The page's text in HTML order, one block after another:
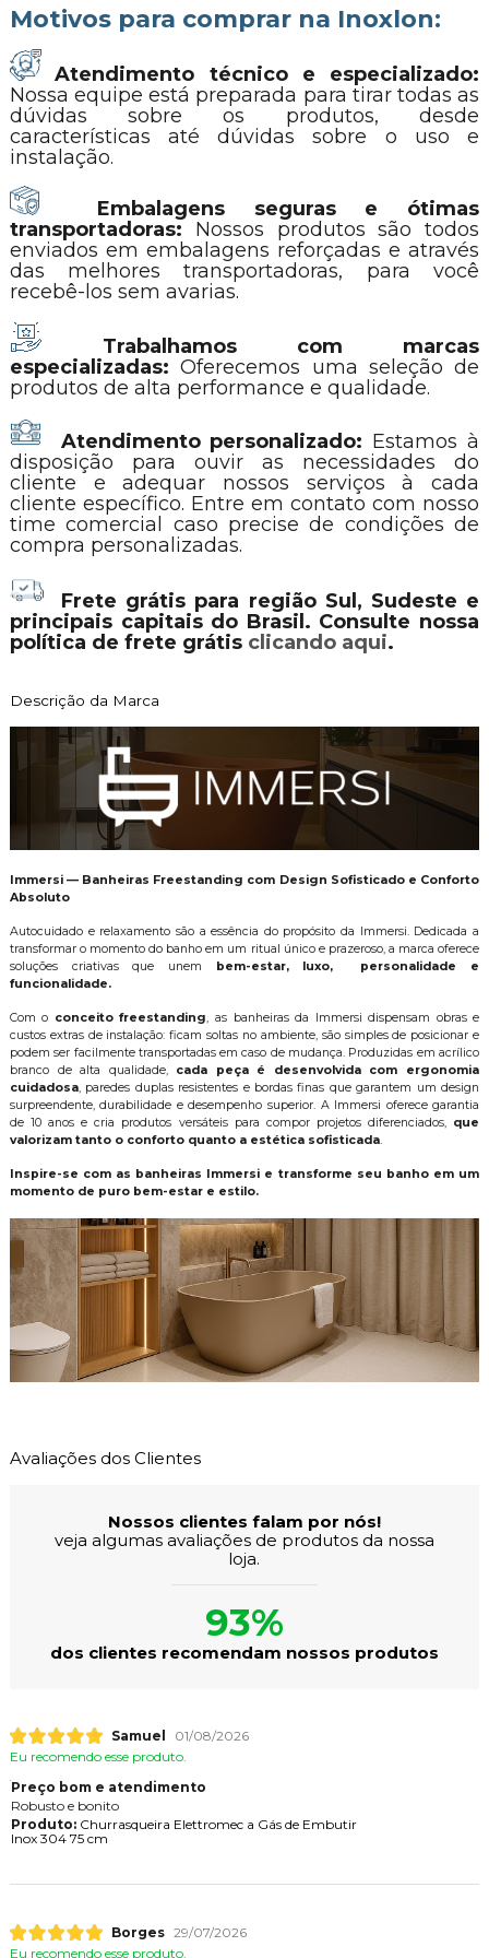
Motivos para comprar na Inoxlon:
Atendimento técnico e especializado:
Nossa equipe está preparada para tirar todas as
dúvidas sobre os produtos, desde
características até dúvidas sobre o uso e
instalação.
Embalagens seguras e ótimas
transportadoras: Nossos produtos são todos
enviados em embalagens reforçadas e através
das melhores transportadoras, para você
recebê-los sem avarias.
Trabalhamos com marcas
especializadas:Oferecemos uma seleção de
produtos de alta performance e qualidade.
Atendimento personalizado: Estamos à
disposição para ouvir as necessidades do
cliente e adequar nossos serviços à cada
cliente específico. Entre em contato com nosso
time comercial caso precise de condições de
compra personalizadas.
Frete grátis para região Sul, Sudeste e
principais capitais do Brasil. Consulte nossa
política de frete grátis clicando aqui.
Descrição da Marca
Immersi — Banheiras Freestanding com Design Sofisticado e Conforto
Absoluto
Autocuidado e relaxamento são a essência do propósito da Immersi. Dedicada a
transformar o momento do banho em um ritual único e prazeroso, a marca oferece
soluções criativas que unem
bem-estar, luxo, personalidade e
funcionalidade.
Com o conceito freestanding, as banheiras da Immersi dispensam obras e
custos extras de instalação: ficam soltas no ambiente, são simples de posicionar e
podem ser facilmente transportadas em caso de mudança. Produzidas em acrílico
branco de alta qualidade, cada peça é desenvolvida com ergonomia
cuidadosa, paredes duplas resistentes e bordas finas que garantem um design
surpreendente, durabilidade e desempenho superior. A Immersi oferece garantia
de 10 anos e cria produtos versáteis para compor projetos diferenciados, que
valorizam tanto o conforto quanto a estética sofisticada.
Inspire-se com as banheiras Immersi e transforme seu banho em um
momento de puro bem-estar e estilo.
Avaliações dos Clientes
Nossos clientes falam por nós!
veja algumas avaliações de produtos da nossa
loja.
93%
dos clientes recomendam nossos produtos
Samuel
01/08/2026
Eu recomendo esse produto.
Preço bom e atendimento
Robusto e bonito
Produto:Churrasqueira Elettromec a Gás de Embutir
Inox 304 75 cm
Borges 29/07/2026
Eu recomendo esse produto.